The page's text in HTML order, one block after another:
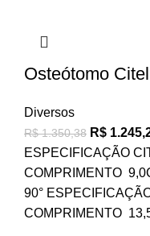
Osteótomo
Diversos
R$1.350,38 R$
ESPECIFICAÇÃO
COMPRIMENTO
90°
COMPRIMENTO